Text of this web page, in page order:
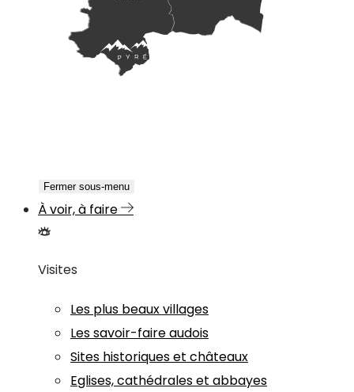
Fermer sous-menu
À voir, à faire
Visites
Les plus beaux villages
Les savoir-faire audois
Sites historiques et châteaux
Eglises, cathédrales et abbayes